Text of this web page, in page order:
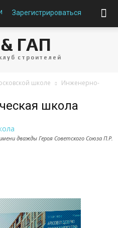
Зарегистрироваться
ГАП
строителей
школе
Инженерно-
школа
дважды Героя Советского Союза П.Р.